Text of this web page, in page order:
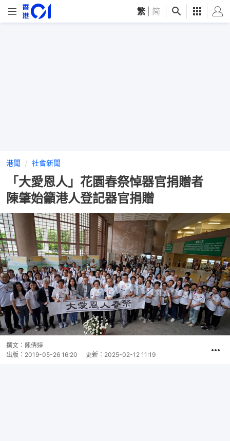
繁 简
港聞 社會新聞
「大愛恩人」花園春祭悼器官捐贈者
陳肇始籲港人登記器官捐贈
撰文： 陳倩婷
出版： 2019-05-26 16:20 更新： 2025-02-12 11:19